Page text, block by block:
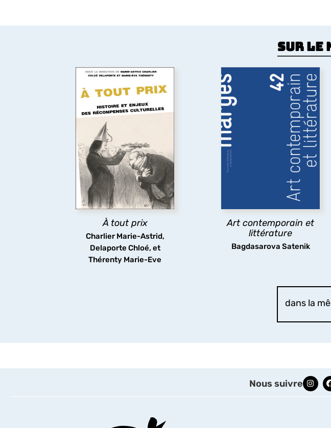
Sur le
À tout prix
Charlier Marie-Astrid,
Delaporte Chloé, et
Thérenty Marie-Eve
À tout prix
Premier livre à étudier les
prix culturels, artistiques et
médiatiques de l’espace
francophone dans leur
diversité (littérature, théâtre,
cinéma, télévision, musiques
populaires, art
contemporain, bande
dessinée, jeux vidéo), du XIX
siècle à nos jours.
découvrir
Art contemporain et
littérature
Bagdasarova Satenik
Art contemporain et
littérature
Quelles sont les relations
entre art contemporain et
littérature ? A travers des
exemples allant des
emprunts littéraires à des
œuvres plastiques jusqu’à
l’usage par l’art
contemporain de textes
les pratiques existantes.
dans la
Nous suivre